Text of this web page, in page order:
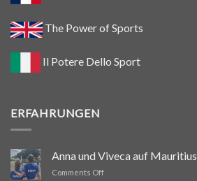
The Power of Sports
Il Potere Dello Sport
ERFAHRUNGEN
Anna und Viveca auf Mauritius
Comments Offon